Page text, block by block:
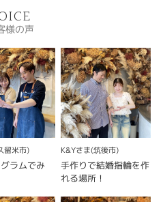
様の声
留米市)
ラムでみ
K&Yさま(筑後市)
手作りで結婚指輪を作
れる場所！